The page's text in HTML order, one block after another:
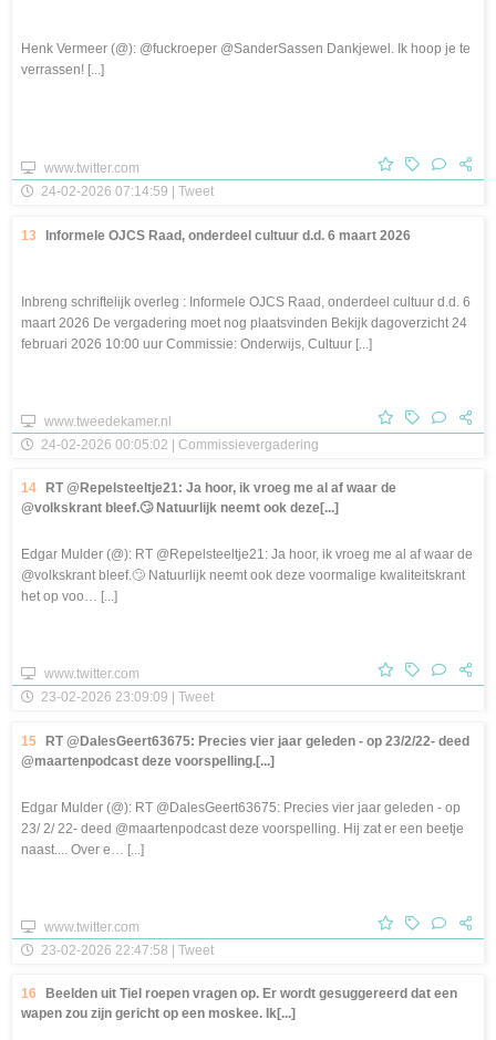
Henk Vermeer (@): @fuckroeper @SanderSassen Dankjewel. Ik hoop je te
verrassen! [...]
www.twitter.com
24-02-2026 07:14:59 | Tweet
13 Informele OJCS Raad, onderdeel cultuur d.d. 6 maart 2026
Inbreng schriftelijk overleg : Informele OJCS Raad, onderdeel cultuur d.d. 6
maart 2026 De vergadering moet nog plaatsvinden Bekijk dagoverzicht 24
februari 2026 10:00 uur Commissie: Onderwijs, Cultuur [...]
www.tweedekamer.nl
24-02-2026 00:05:02 | Commissievergadering
14
RT @Repelsteeltje21: Ja hoor, ik vroeg me al af waar de
@volkskrant bleef.🙄 Natuurlijk neemt ook deze[...]
Edgar Mulder (@): RT @Repelsteeltje21: Ja hoor, ik vroeg me al af waar de
@volkskrant bleef.🙄 Natuurlijk neemt ook deze voormalige kwaliteitskrant
het op voo… [...]
www.twitter.com
23-02-2026 23:09:09 | Tweet
15 RT @DalesGeert63675: Precies vier jaar geleden - op 23/2/22- deed
@maartenpodcast deze voorspelling.[...]
Edgar Mulder (@): RT @DalesGeert63675: Precies vier jaar geleden - op
23/ 2/ 22- deed @maartenpodcast deze voorspelling. Hij zat er een beetje
naast.... Over e… [...]
www.twitter.com
23-02-2026 22:47:58 | Tweet
16
Beelden uit Tiel roepen vragen op. Er wordt gesuggereerd dat een
wapen zou zijn gericht op een moskee. Ik[...]